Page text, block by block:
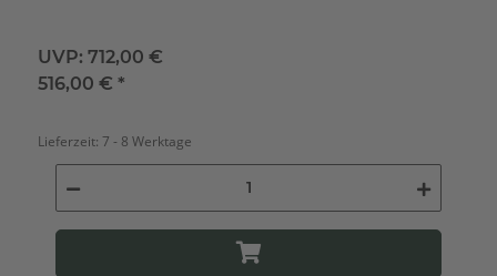
UVP: 712,00 €
516,00 €*
Lieferzeit:7 - 8 Werktage